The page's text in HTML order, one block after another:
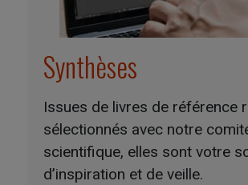
Synthèses
Issues de livres de référence
sélectionnés avec notre
scientifique, elles sont votre
d’inspiration et de veille.